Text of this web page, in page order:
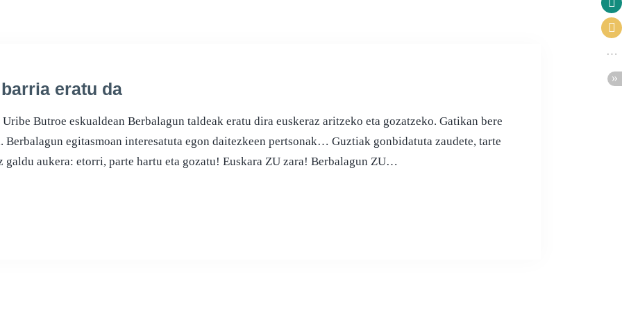
eratu da
Butroe eskualdean Berbalagun taldeak eratu dira euskeraz aritzeko eta gozatzeko. Gatikan bere
Berbalagun egitasmoan interesatuta egon daitezkeen pertsonak… Guztiak gonbidatuta zaudete, tarte
galdu aukera: etorri, parte hartu eta gozatu! Euskara ZU zara! Berbalagun ZU…